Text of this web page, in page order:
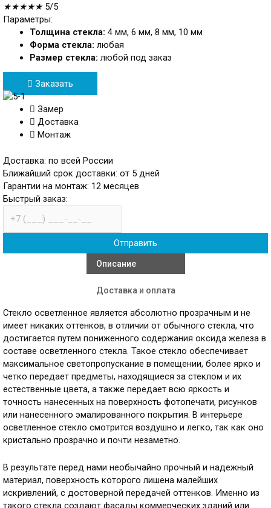
★★★★★ 5/5
Параметры:
Толщина стекла: 4 мм, 6 мм, 8 мм, 10 мм
Форма стекла: любая
Размер стекла: любой под заказ
Заказать
Замер
Доставка
Монтаж
Доставка: по всей России
Ближайший срок доставки: от 5 дней
Гарантии на монтаж: 12 месяцев
Быстрый заказ:
Описание
Доставка и оплата
Стекло осветленное является абсолютно прозрачным и не
имеет никаких оттенков, в отличии от обычного стекла, что
достигается путем пониженного содержания оксида железа в
составе осветленного стекла. Такое стекло обеспечивает
максимальное светопропускание в помещении, более ярко и
четко передает предметы, находящиеся за стеклом и их
естественные цвета, а также передает всю яркость и
точность нанесенных на поверхность фотопечати, рисунков
или нанесенного эмалированного покрытия. В интерьере
осветленное стекло смотрится воздушно и легко, так как оно
кристально прозрачно и почти незаметно.
В результате перед нами необычайно прочный и надежный
материал, поверхность которого лишена малейших
искривлений, с достоверной передачей оттенков. Именно из
такого стекла создают фасады коммерческих зданий или